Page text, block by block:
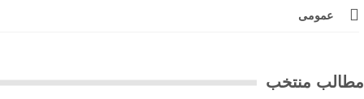
عمومی
منتخب